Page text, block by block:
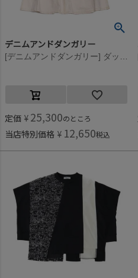
デニムアンドダンガリー
定価 ¥ 25,300のところ
当店特別価格 ¥ 12,650税込